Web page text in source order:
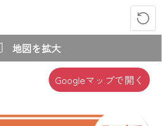
地図を拡大
Googleマップで開く